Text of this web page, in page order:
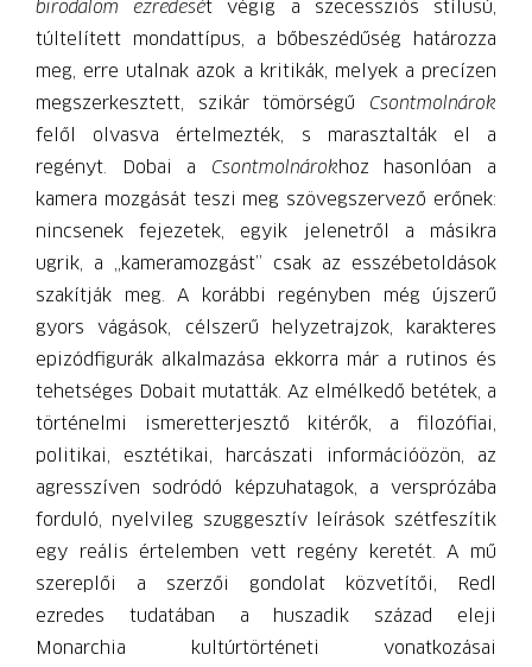
birodalom ezredesét végig a szecessziós stílusú,
túltelített mondattípus, a bőbeszédűség határozza
meg, erre utalnak azok a kritikák, melyek a precízen
megszerkesztett, szikár tömörségű Csontmolnárok
felől olvasva értelmezték, s marasztalták el a
regényt. Dobai a Csontmolnárok hoz hasonlóan a
kamera mozgását teszi meg szövegszervező erőnek:
nincsenek fejezetek, egyik jelenetről a másikra
ugrik, a „kameramozgást” csak az esszébetoldások
szakítják meg. A korábbi regényben még újszerű
gyors vágások, célszerű helyzetrajzok, karakteres
epizódfigurák alkalmazása ekkorra már a rutinos és
tehetséges Dobait mutatták. Az elmélkedő betétek, a
történelmi ismeretterjesztő kitérők, a filozófiai,
politikai, esztétikai, harcászati információözön, az
agresszíven sodródó képzuhatagok, a versprózába
forduló, nyelvileg szuggesztív leírások szétfeszítik
egy reális értelemben vett regény keretét. A mű
szereplői a szerzői gondolat közvetítői, Redl
ezredes tudatában a huszadik század eleji
Monarchia kultúrtörténeti vonatkozásai